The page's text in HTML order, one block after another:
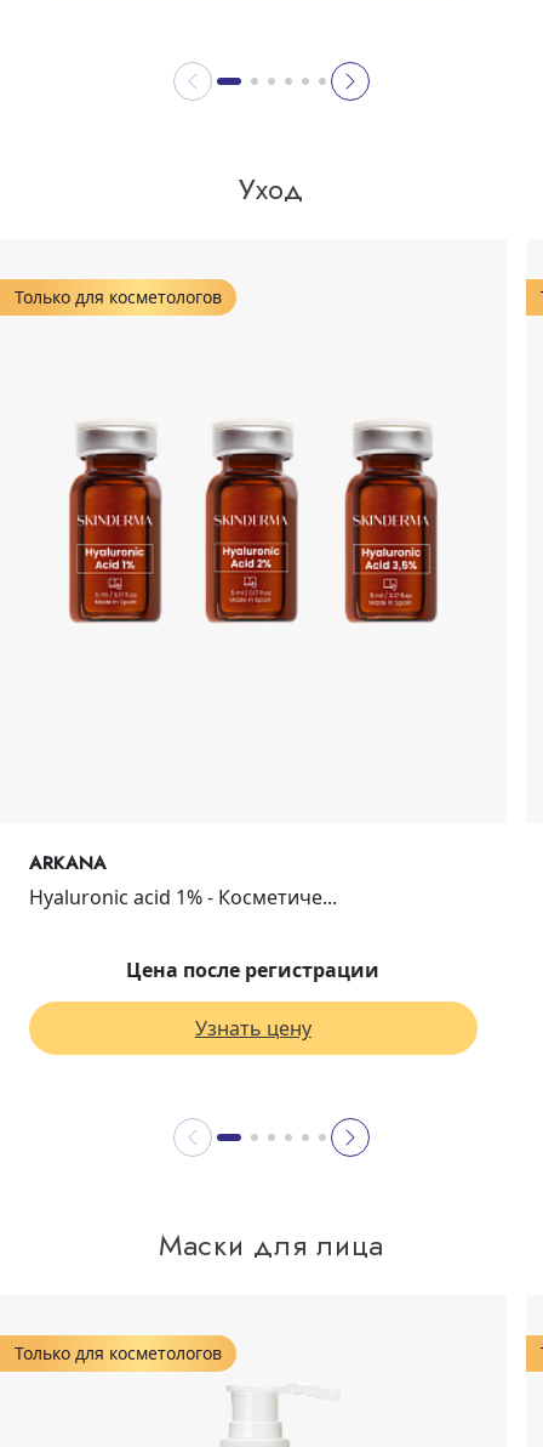
Уход
Только для косметологов
ARKANA
Hyaluronic acid 1% - Косметиче...
Цена после регистрации
Узнать цену
Маски для лица
Только для косметологов